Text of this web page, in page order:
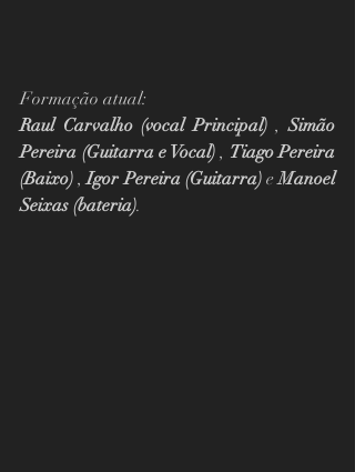
Formação atual:
Raul Carvalho (vocal Principal) , Simão
Pereira (Guitarra e Vocal) , Tiago Pereira
(Baixo) , Igor Pereira (Guitarra) e Manoel
Seixas (bateria).